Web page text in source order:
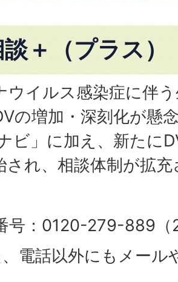
＋（プラス）
ウイルス感染症に伴
の増加・深刻化が懸
ナビ」に加え、新たに
され、相談体制が拡
号：0120-279-889（
話以外にもメール